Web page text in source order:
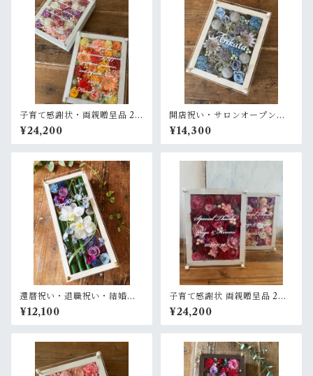
子育て感謝状・両親贈呈品 2個
セット【名入れ】プリザーブ
ドフラワーアレンジ ウッドフ
レーム 白木枠〈イエローオレ
婚式 ギフト
¥24,200
開店祝い・サロンオープン祝
い【名入れ】プリザーブドフ
ラワーアレンジ ウッドフレー
ム 木枠〈ブルーグレー〉プラ
¥14,300
還暦祝い・退職祝い・結婚式
両親贈呈品【名入れ】プリザ
ーブドフラワーアレンジ 和風
白木枠ロング〈竹 青紫 〉名入
¥12,100
子育て感謝状 両親贈呈品 2個
セット【名入れ】 プリザーブ
ドフラワーアレンジ ウッドフ
レーム 白木枠〈赤ピンク＆ピ
¥24,200